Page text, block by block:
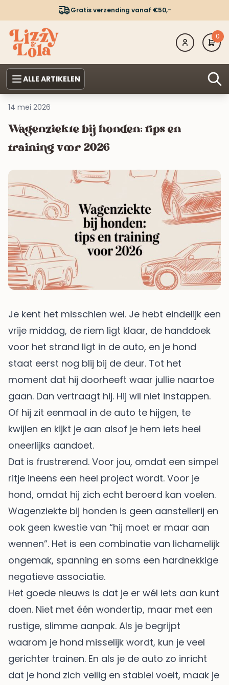
Gratis verzending vanaf €50,-
0
ALLE ARTIKELEN
14 mei 2026
Wagenziekte bij honden: tips en
training voor 2026
Je kent het misschien wel. Je hebt eindelijk een
vrije middag, de riem ligt klaar, de handdoek
voor het strand ligt in de auto, en je hond
staat eerst nog blij bij de deur. Tot het
moment dat hij doorheeft waar jullie naartoe
gaan. Dan vertraagt hij. Hij wil niet instappen.
Of hij zit eenmaal in de auto te hijgen, te
kwijlen en kijkt je aan alsof je hem iets heel
oneerlijks aandoet.
Dat is frustrerend. Voor jou, omdat een simpel
ritje ineens een heel project wordt. Voor je
hond, omdat hij zich echt beroerd kan voelen.
Wagenziekte bij honden is geen aanstellerij en
ook geen kwestie van “hij moet er maar aan
wennen”. Het is een combinatie van lichamelijk
ongemak, spanning en soms een hardnekkige
negatieve associatie.
Het goede nieuws is dat je er wél iets aan kunt
doen. Niet met één wondertip, maar met een
rustige, slimme aanpak. Als je begrijpt
waarom je hond misselijk wordt, kun je veel
gerichter trainen. En als je de auto zo inricht
dat je hond zich veilig en stabiel voelt, maak je